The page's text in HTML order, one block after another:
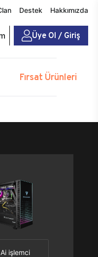
Destek Hakkımızda
Üye Ol / Giriş
Fırsat Ürünleri
işlemci